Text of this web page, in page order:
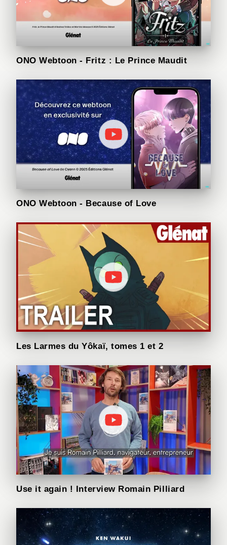
ONO Webtoon - Fritz : Le Prince Maudit
ONO Webtoon - Because of Love
Les Larmes du Yôkaï, tomes 1 et 2
Use it again ! Interview Romain Pilliard